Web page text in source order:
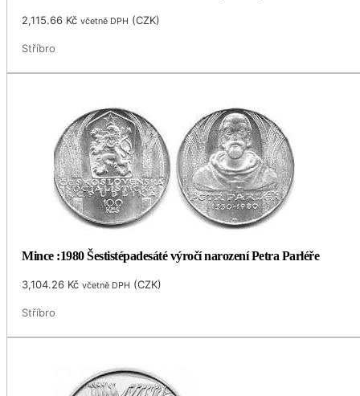
2,115.66 Kč včetně DPH (CZK)
Stříbro
Mince :1980 Šestistépadesáté výročí narození Petra Parléře
3,104.26 Kč včetně DPH (CZK)
Stříbro